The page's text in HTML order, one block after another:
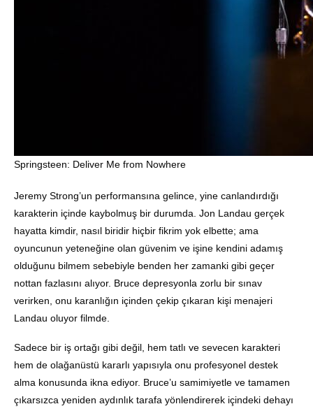
Springsteen: Deliver Me from Nowhere
Jeremy Strong’un performansına gelince, yine canlandırdığı
karakterin içinde kaybolmuş bir durumda. Jon Landau gerçek
hayatta kimdir, nasıl biridir hiçbir fikrim yok elbette; ama
oyuncunun yeteneğine olan güvenim ve işine kendini adamış
olduğunu bilmem sebebiyle benden her zamanki gibi geçer
nottan fazlasını alıyor. Bruce depresyonla zorlu bir sınav
verirken, onu karanlığın içinden çekip çıkaran kişi menajeri
Landau oluyor filmde.
Sadece bir iş ortağı gibi değil, hem tatlı ve sevecen karakteri
hem de olağanüstü kararlı yapısıyla onu profesyonel destek
alma konusunda ikna ediyor. Bruce’u samimiyetle ve tamamen
çıkarsızca yeniden aydınlık tarafa yönlendirerek içindeki dehayı